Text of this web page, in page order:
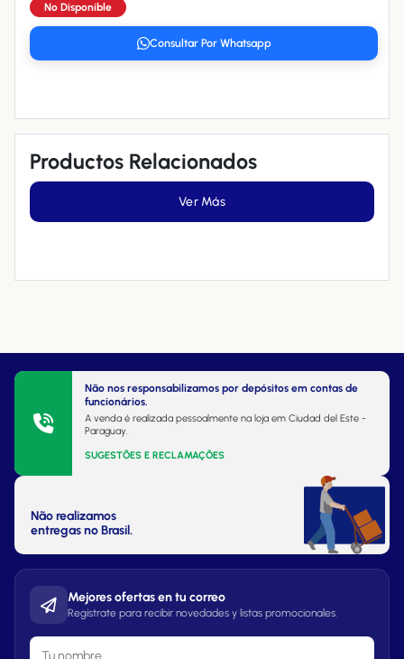
No Disponible
Consultar Por Whatsapp
Productos Relacionados
Ver Más
Não nos responsabilizamos por depósitos em contas de
funcionários.
A venda é realizada pessoalmente na loja em Ciudad del Este -
Paraguay.
SUGESTÕES E RECLAMAÇÕES
Não realizamos
entregas no Brasil.
Mejores ofertas en tu correo
Regístrate para recibir novedades y listas promocionales.